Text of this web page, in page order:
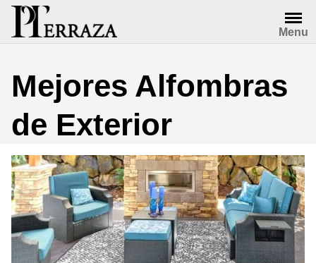
Saltar
contenido
Menu
Mejores Alfombras
de Exterior